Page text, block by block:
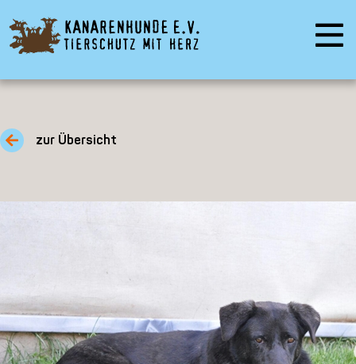
zur Übersicht